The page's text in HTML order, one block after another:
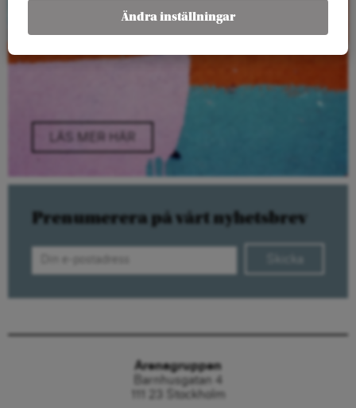
LÄS MER HÄR
Prenumerera på vårt nyhetsbrev
Arenagruppen
Barnhusgatan 4
111 23 Stockholm
Ändra inställningar